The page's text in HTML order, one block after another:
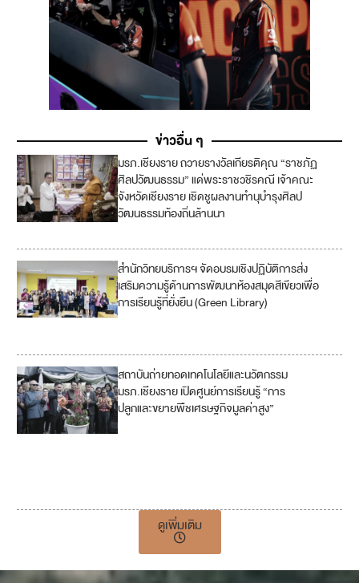
ข่าวอื่น ๆ
มรภ.เชียงราย ถวายรางวัลเกียรติคุณ “ราชภัฏ
ศิลปวัฒนธรรม” แด่พระราชวชิรคณี เจ้าคณะ
จังหวัดเชียงราย เชิดชูผลงานทำนุบำรุงศิลป
วัฒนธรรมท้องถิ่นล้านนา
สำนักวิทยบริการฯ จัดอบรมเชิงปฏิบัติการส่ง
เสริมความรู้ด้านการพัฒนาห้องสมุดสีเขียวเพื่อ
การเรียนรู้ที่ยั่งยืน (Green Library)
สถาบันถ่ายทอดเทคโนโลยีและนวัตกรรม
มรภ.เชียงราย เปิดศูนย์การเรียนรู้ “การ
ปลูกและขยายพืชเศรษฐกิจมูลค่าสูง”
ดูเพิ่มเติม